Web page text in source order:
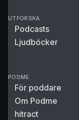
UTFORSKA
Podcasts
Ljudböcker
PODME
För poddare
Om Podme
hitract